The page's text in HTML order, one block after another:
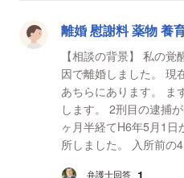
離婚 慰謝料 薬物 養
【相談の背景】 私の
因で離婚しました。 現
あちらにあります。 ま
します。 2刑目の逮捕
ヶ月半経てH6年5月1日
所しました。 入所前の
弁護士回答 1